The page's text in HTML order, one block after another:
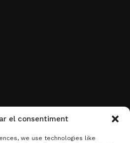
el consentiment
we use technologies like